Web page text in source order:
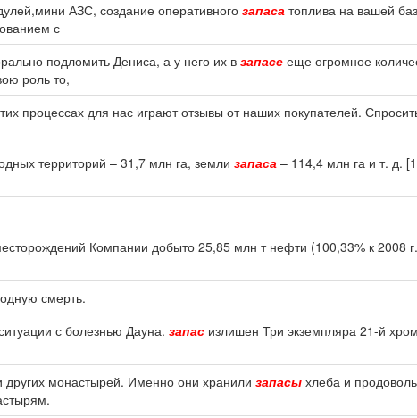
АЗС, создание оперативного запаса топлива на вашей
с
подломить Дениса, а у него их в запасе еще огромное
роль то,
процессах для нас играют отзывы от наших покупателей.
территорий – 31,7 млн га, земли запаса – 114,4 млн га и т. д.
Компании добыто 25,85 млн т нефти (100,33% к 2008
смерть.
с болезнью Дауна. запас излишен Три экземпляра 21-й
монастырей. Именно они хранили запасы хлеба и